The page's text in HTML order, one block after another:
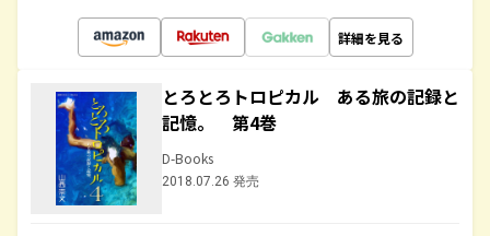
詳細を見る
とろとろトロピカル ある旅の記録と
記憶。 第4巻
D-Books
2018.07.26 発売